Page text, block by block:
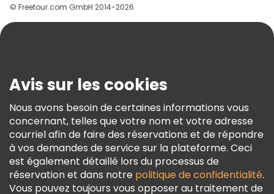
Aide
Conditions Générales Et Mentions Légales
Politique En Matière De Cookies
Freetour Prix
Programme De Fidélité
© Freetour.com GmbH 2014-2026
Avis sur les cookies
Nous avons besoin de certaines informations vous
concernant, telles que votre nom et votre adresse
courriel afin de faire des réservations et de répondre
à vos demandes de service sur la plateforme. Ceci
est également détaillé lors du processus de
réservation et dans notre politique de confidentialité.
Vous pouvez toujours vous opposer au traitement de